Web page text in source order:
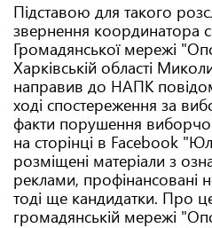
Підставою для такого
звернення координатора
Громадянської мережі
Харківській області
направив до НАПК
ході спостереження за
факти порушення
на сторінці в Facebook
розміщені матеріали з
реклами, профінансовані
тоді ще кандидатки. Про
громадянській мережі